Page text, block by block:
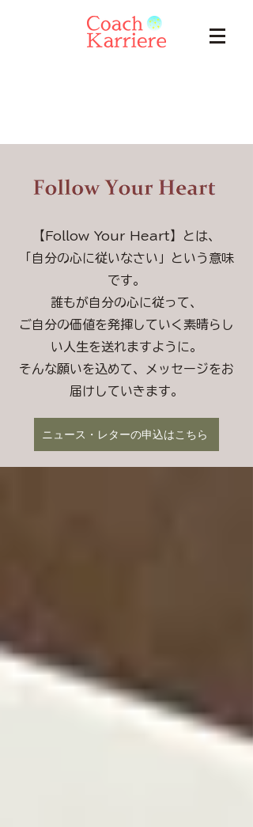
【Follow Your Heart】とは、
「自分の心に従いなさい」という意味
です。
誰もが自分の心に従って、
ご自分の価値を発揮していく素晴らし
い人生を送れますように。
そんな願いを込めて、メッセージをお
届けしていきます。
ニュース・レターの申込はこちら